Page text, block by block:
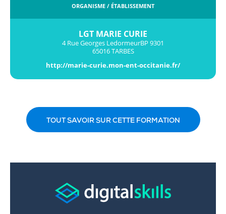
ORGANISME / ÉTABLISSEMENT
LGT MARIE CURIE
4 Rue Georges LedormeurBP 9301
65016 TARBES
http://marie-curie.mon-ent-occitanie.fr/
TOUT SAVOIR SUR CETTE FORMATION